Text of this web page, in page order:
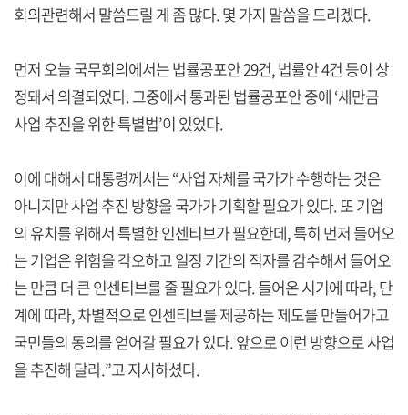
회의관련해서 말씀드릴 게 좀 많다. 몇 가지 말씀을 드리겠다.
먼저 오늘 국무회의에서는 법률공포안 29건, 법률안 4건 등이 상
정돼서 의결되었다. 그중에서 통과된 법률공포안 중에 ‘새만금
사업 추진을 위한 특별법’이 있었다.
이에 대해서 대통령께서는 “사업 자체를 국가가 수행하는 것은
아니지만 사업 추진 방향을 국가가 기획할 필요가 있다. 또 기업
의 유치를 위해서 특별한 인센티브가 필요한데, 특히 먼저 들어오
는 기업은 위험을 각오하고 일정 기간의 적자를 감수해서 들어오
는 만큼 더 큰 인센티브를 줄 필요가 있다. 들어온 시기에 따라, 단
계에 따라, 차별적으로 인센티브를 제공하는 제도를 만들어가고
국민들의 동의를 얻어갈 필요가 있다. 앞으로 이런 방향으로 사업
을 추진해 달라.”고 지시하셨다.